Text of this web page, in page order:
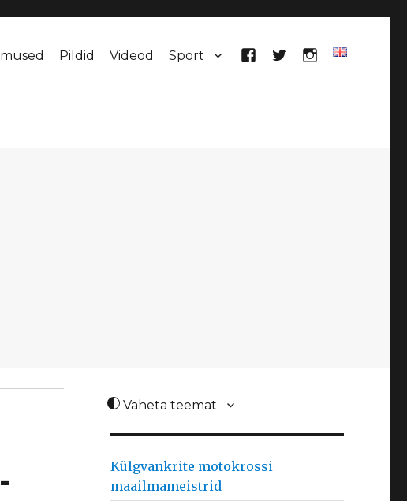
Pildid Videod Sport
Vaheta teemat
Külgvankrite motokrossi
maailmameistrid